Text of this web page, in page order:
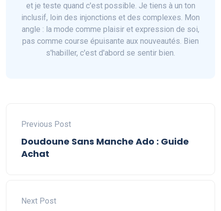
et je teste quand c'est possible. Je tiens à un ton
inclusif, loin des injonctions et des complexes. Mon
angle : la mode comme plaisir et expression de soi,
pas comme course épuisante aux nouveautés. Bien
s'habiller, c'est d'abord se sentir bien.
Previous Post
Doudoune Sans Manche Ado : Guide
Achat
Next Post